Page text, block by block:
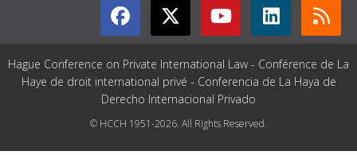
Hague Conference on Private International Law - Conférence de La
Haye de droit international privé - Conferencia de La Haya de
Derecho Internacional Privado
© HCCH 1951-2026. All Rights Reserved.